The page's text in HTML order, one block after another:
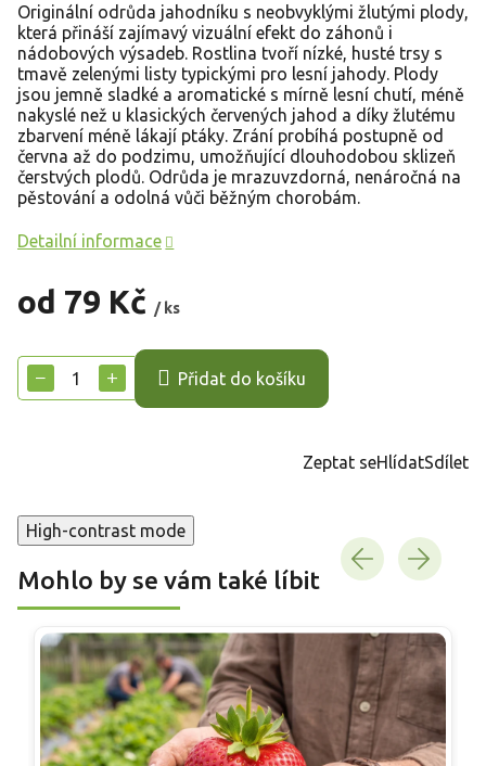
od 79 Kč / ks
cena:
+
− Přidat do košíku
Originální odrůda jahodníku s neobvyklými žlutými plody,
která přináší zajímavý vizuální efekt do záhonů i
nádobových výsadeb. Rostlina tvoří nízké, husté trsy s
tmavě zelenými listy typickými pro lesní jahody. Plody
jsou jemně sladké a aromatické s mírně lesní chutí, méně
nakyslé než u klasických červených jahod a díky žlutému
zbarvení méně lákají ptáky. Zrání probíhá postupně od
června až do podzimu, umožňující dlouhodobou sklizeň
čerstvých plodů. Odrůda je mrazuvzdorná, nenáročná na
pěstování a odolná vůči běžným chorobám.
Detailní informace
Zeptat seHlídatSdílet
High-contrast mode
Mohlo by se vám také líbit